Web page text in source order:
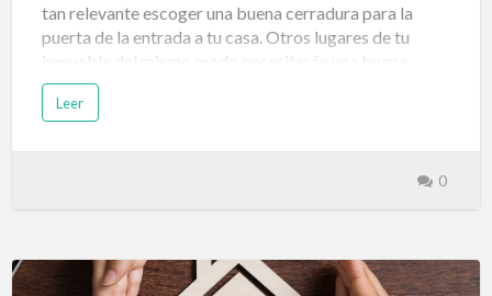
tan relevante escoger una buena cerradura para la
puerta de la entrada a tu casa. Otros lugares de tu
inmueble del mismo modo necesitarán una buena
cerradura como puede ser, la puerta del garaje, la del
trastero o la cancela exterior, pero también algunas
estructura en los equipamientos humanos genera un
material, no es del todo eficiente si no cuenta con un
Leer
0